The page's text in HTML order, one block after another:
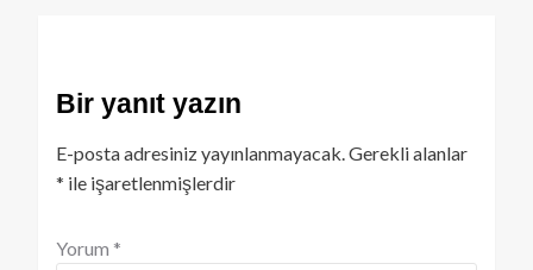
Bir yanıt yazın
E-posta adresiniz yayınlanmayacak.Gerekli alanlar
* ile işaretlenmişlerdir
Yorum *